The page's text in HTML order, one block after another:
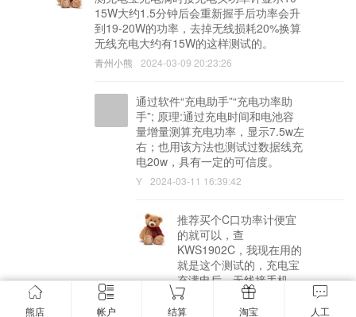
15W大约1.5分钟后会重新握手后功率会升
到19-20W的功率，去掉无线损耗20%换算
无线充电大约有15W的这样测试的。
青州小熊 2024-03-09 20:23:26
通过软件“充电助手”“充电功率助
手”; 原理:通过充电时间和电池容
量增量测算充电功率，显示7.5w左
右；也用该方法也测试过数据线充
电20w，具有一定的可信度。
Y 2024-03-11 16:39:42
推荐买个C口功率计便宜
的就可以，查
KWS1902C，我现在用的
就是这个测试的，充电宝
充满电后，无线接手机，
接上2分钟后，功率会从
12W上升到20W的，你可
熊店 帐户 结算 淘宝 人工